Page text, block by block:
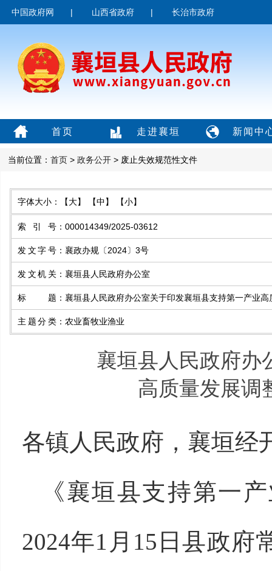
中国政府网 | 山西省政府 | 长治市政府
首页 走进襄垣 新闻中
当前位置： 首页 > 政务公开 > 废止失效规范性文件
字体大小： 【大】 【中】 【小】
索引号 ： 000014349/2025-03612
发文字号 ： 襄政办规〔2024〕3号
发文机关 ： 襄垣县人民政府办公室
标题 ： 襄垣县人民政府办公室关于印发襄垣县支持第一产业
主题分类 ： 农业畜牧业渔业
襄垣县人民政府办
高质量发展调
各镇人民政府，襄垣经
《襄垣县支持第一
2024年1月15日县政府